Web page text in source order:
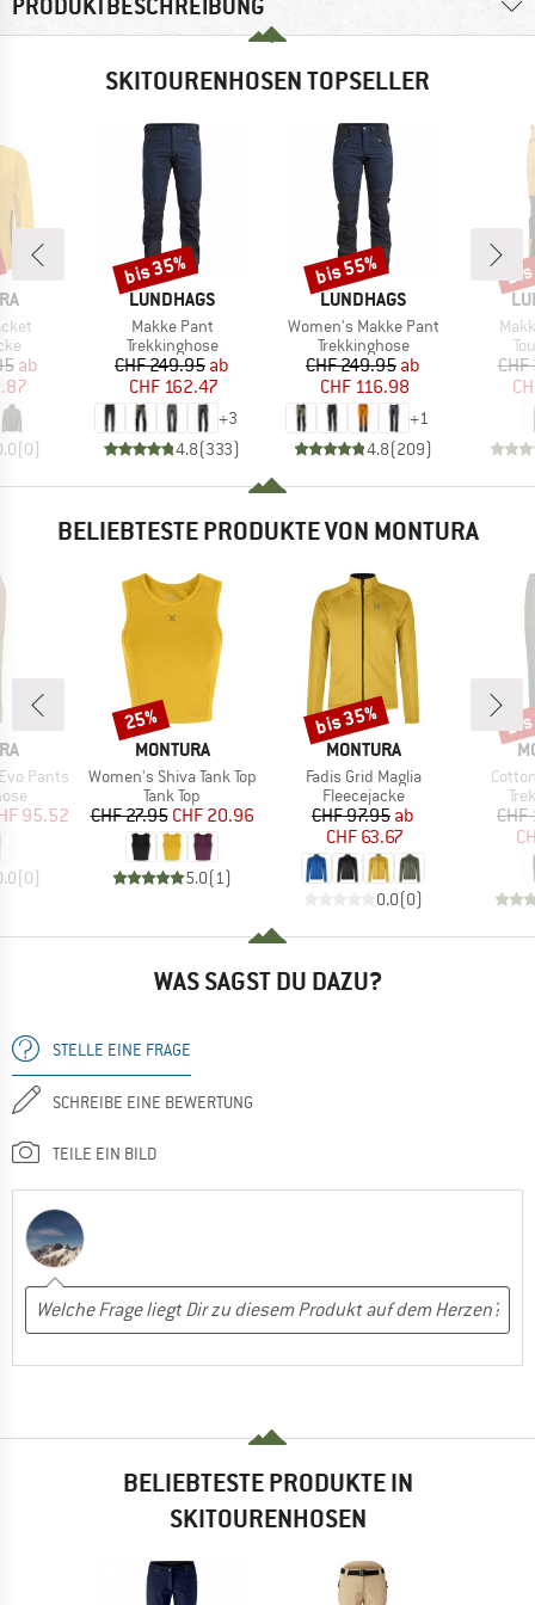
PRODUKTBESCHREIBUNG
SKITOURENHOSEN TOPSELLER
Preis
ab
(0)
MARKE
LUNDHAGS
Artikel
Makke Pant
Produktgruppe
Trekkinghose
Preis
CHF 249.95reduzierter Preis
ab
CHF 162.47
+3
4.8(333)
Rabatt
bis 35%
MARKE
LUNDHAGS
Artikel
Women's Makke Pant
Produktgruppe
Trekkinghose
Preis
CHF 249.95reduzierter Preis
ab
CHF 116.98
+1
4.8(209)
Rabatt
bis 55%
BELIEBTESTE PRODUKTE VON MONTURA
Pants
Preis
95.52
(0)
MARKE
MONTURA
Artikel
Women's Shiva Tank Top
Produktgruppe
Tank Top
Preis
CHF 27.95 reduzierter Preis
CHF 20.96
5.0(1)
Rabatt
25%
MARKE
MONTURA
Artikel
Fadis Grid Maglia
Produktgruppe
Fleecejacke
Preis
CHF 97.95reduzierter Preis
ab
CHF 63.67
0.0(0)
Rabatt
bis 35%
Artikel
WAS SAGST DU DAZU?
STELLE EINE FRAGE
SCHREIBE EINE BEWERTUNG
TEILE EIN BILD
BELIEBTESTE PRODUKTE IN
SKITOURENHOSEN